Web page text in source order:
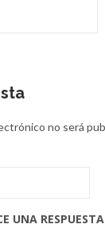
no será
UNA